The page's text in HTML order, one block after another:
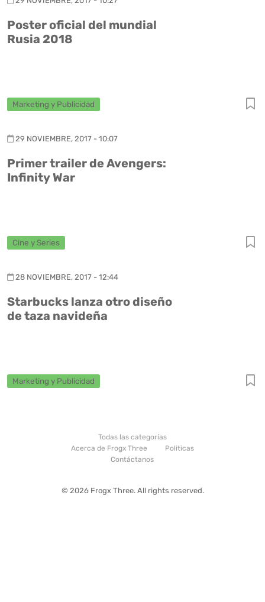
Poster oficial del mundial
Rusia 2018
Marketing y Publicidad
29 NOVIEMBRE, 2017 - 10:07
Primer trailer de Avengers:
Infinity War
Cine y Series
28 NOVIEMBRE, 2017 - 12:44
Starbucks lanza otro diseño
de taza navideña
Marketing y Publicidad
Todas las categorías
Acerca de Frogx Three
Politicas
Contáctanos
© 2026 Frogx Three. All rights reserved.